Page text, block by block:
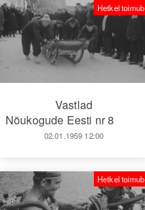
Vastlad
Nõukogude Eesti nr 8
02.01.1959 12:00
Hetkel toimub
Hetkel toimub